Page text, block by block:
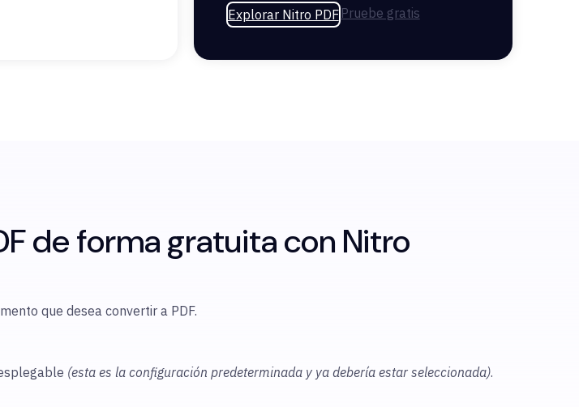
Explorar Nitro PDF Pruebe gratis
de forma gratuita con Nitro
que desea convertir a PDF.
(esta es la configuración predeterminada y ya debería estar seleccionada).